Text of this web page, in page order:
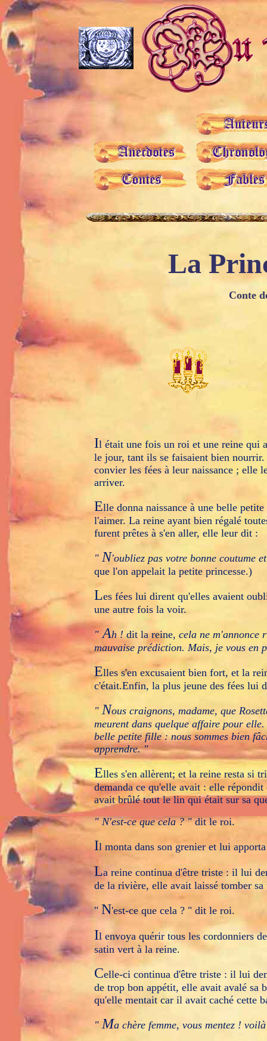
La
Conte
Il était une fois un roi et une reine qui
le jour, tant ils se faisaient bien
convier les fées à leur naissance ; elle
arriver.
Elle donna naissance à une belle
l'aimer. La reine ayant bien régalé
furent prêtes à s'en aller, elle leur dit :
" N'oubliez pas votre bonne coutume
que l'on appelait la petite princesse.)
Les fées lui dirent qu'elles avaient
une autre fois la voir.
" Ah ! dit la reine, cela ne m'annonce
mauvaise prédiction. Mais, je vous en
Elles s'en excusaient bien fort, et la
c'était.Enfin, la plus jeune des fées lui
"Nous craignons, madame, que
meurent dans quelque affaire pour
belle petite fille : nous sommes bien
apprendre. "
Elles s'en allèrent; et la reine resta si
demanda ce qu'elle avait : elle
avait brûlé tout le lin qui était sur sa
" N'est-ce que cela ? "dit le roi.
Il monta dans son grenier et lui
La reine continua d'être triste : il lui
de la rivière, elle avait laissé tomber
" N'est-ce que cela ? " dit le roi.
Il envoya quérir tous les cordonniers
satin vert à la reine.
Celle-ci continua d'être triste : il lui
de trop bon appétit, elle avait avalé sa
qu'elle mentait car il avait caché cette
"Ma chère femme, vous mentez !